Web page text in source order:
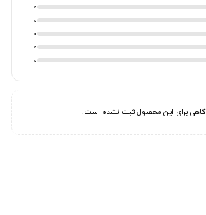
0
0
0
0
0
برای این محصول ثبت نشده است.